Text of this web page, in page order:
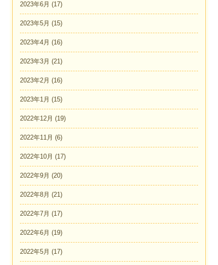
2023年6月 (17)
2023年5月 (15)
2023年4月 (16)
2023年3月 (21)
2023年2月 (16)
2023年1月 (15)
2022年12月 (19)
2022年11月 (6)
2022年10月 (17)
2022年9月 (20)
2022年8月 (21)
2022年7月 (17)
2022年6月 (19)
2022年5月 (17)